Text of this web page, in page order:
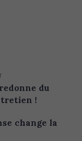
du
!
change la